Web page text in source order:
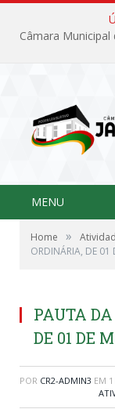
MENU
Home »
ORDINÁRIA, DE 01
PAUTA
DE 01 DE
POR CR2-ADMIN3 EM